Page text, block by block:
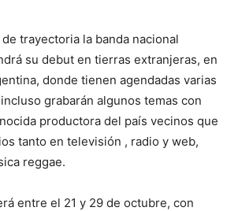
trayectoria la banda nacional
su debut en tierras extranjeras, en
donde tienen agendadas varias
grabarán algunos temas con
productora del país vecinos que
tanto en televisión , radio y web,
reggae.
entre el 21 y 29 de octubre, con